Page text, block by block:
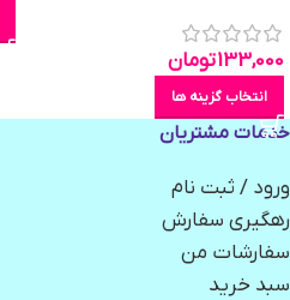
133,000تومان
انتخاب گزینه ها
خدمات مشتریان
ورود / ثبت نام
رهگیری سفارش
سفارشات من
سبد خرید